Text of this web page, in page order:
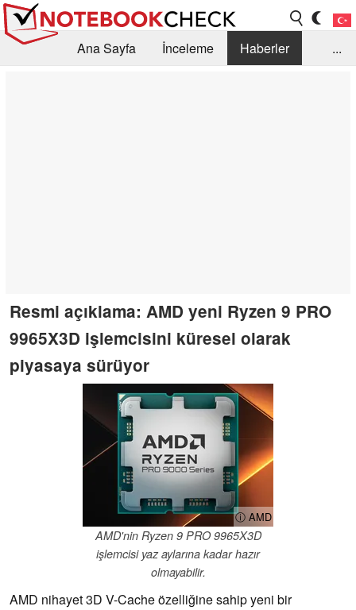
Ana Sayfa İnceleme
Haberler
...
Resmi açıklama: AMD yeni Ryzen 9 PRO
9965X3D işlemcisini küresel olarak
piyasaya sürüyor
ⓘ AMD
AMD'nin Ryzen 9 PRO 9965X3D
işlemcisi yaz aylarına kadar hazır
olmayabilir.
AMD nihayet 3D V-Cache özelliğine sahip yeni bir